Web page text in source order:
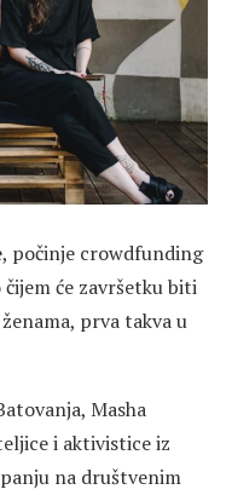
počinje crowdfunding
čijem će završetku biti
prva takva u
Masha
i aktivistice iz
na društvenim